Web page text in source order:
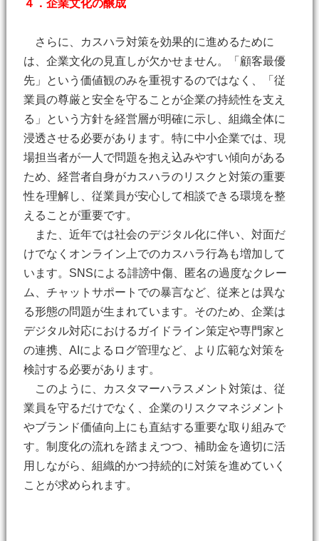
４．企業文化の醸成
さらに、カスハラ対策を効果的に進めるために
は、企業文化の見直しが欠かせません。「顧客最優
先」という価値観のみを重視するのではなく、「従
業員の尊厳と安全を守ることが企業の持続性を支え
る」という方針を経営層が明確に示し、組織全体に
浸透させる必要があります。特に中小企業では、現
場担当者が一人で問題を抱え込みやすい傾向がある
ため、経営者自身がカスハラのリスクと対策の重要
性を理解し、従業員が安心して相談できる環境を整
えることが重要です。
また、近年では社会のデジタル化に伴い、対面だ
けでなくオンライン上でのカスハラ行為も増加して
います。SNSによる誹謗中傷、匿名の過度なクレー
ム、チャットサポートでの暴言など、従来とは異な
る形態の問題が生まれています。そのため、企業は
デジタル対応におけるガイドライン策定や専門家と
の連携、AIによるログ管理など、より広範な対策を
検討する必要があります。
このように、カスタマーハラスメント対策は、従
業員を守るだけでなく、企業のリスクマネジメント
やブランド価値向上にも直結する重要な取り組みで
す。制度化の流れを踏まえつつ、補助金を適切に活
用しながら、組織的かつ持続的に対策を進めていく
ことが求められます。